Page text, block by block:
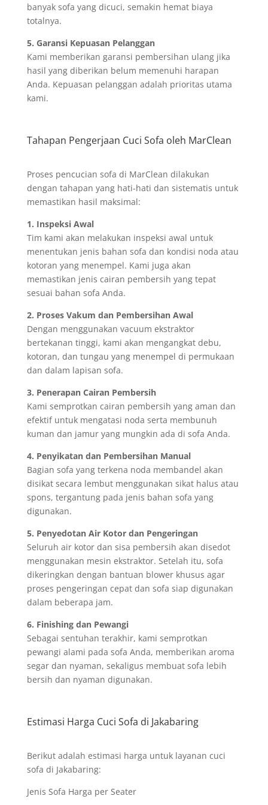
banyak sofa yang dicuci, semakin hemat biaya
totalnya.
5. Garansi Kepuasan Pelanggan
Kami memberikan garansi pembersihan ulang jika
hasil yang diberikan belum memenuhi harapan
Anda. Kepuasan pelanggan adalah prioritas utama
kami.
Tahapan Pengerjaan Cuci Sofa oleh MarClean
Proses pencucian sofa di MarClean dilakukan
dengan tahapan yang hati-hati dan sistematis untuk
memastikan hasil maksimal:
1. Inspeksi Awal
Tim kami akan melakukan inspeksi awal untuk
menentukan jenis bahan sofa dan kondisi noda atau
kotoran yang menempel. Kami juga akan
memastikan jenis cairan pembersih yang tepat
sesuai bahan sofa Anda.
2. Proses Vakum dan Pembersihan Awal
Dengan menggunakan vacuum ekstraktor
bertekanan tinggi, kami akan mengangkat debu,
kotoran, dan tungau yang menempel di permukaan
dan dalam lapisan sofa.
3. Penerapan Cairan Pembersih
Kami semprotkan cairan pembersih yang aman dan
efektif untuk mengatasi noda serta membunuh
kuman dan jamur yang mungkin ada di sofa Anda.
4. Penyikatan dan Pembersihan Manual
Bagian sofa yang terkena noda membandel akan
disikat secara lembut menggunakan sikat halus atau
spons, tergantung pada jenis bahan sofa yang
digunakan.
5. Penyedotan Air Kotor dan Pengeringan
Seluruh air kotor dan sisa pembersih akan disedot
menggunakan mesin ekstraktor. Setelah itu, sofa
dikeringkan dengan bantuan blower khusus agar
proses pengeringan cepat dan sofa siap digunakan
dalam beberapa jam.
6. Finishing dan Pewangi
Sebagai sentuhan terakhir, kami semprotkan
pewangi alami pada sofa Anda, memberikan aroma
segar dan nyaman, sekaligus membuat sofa lebih
bersih dan nyaman digunakan.
Estimasi Harga Cuci Sofa di Jakabaring
Berikut adalah estimasi harga untuk layanan cuci
sofa di Jakabaring:
Jenis Sofa Harga per Seater